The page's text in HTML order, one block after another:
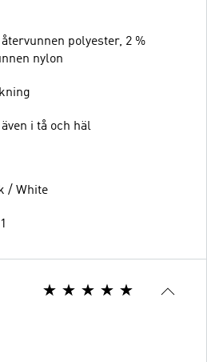
polyester, 2 %
nylon
i tå och häl
/ White